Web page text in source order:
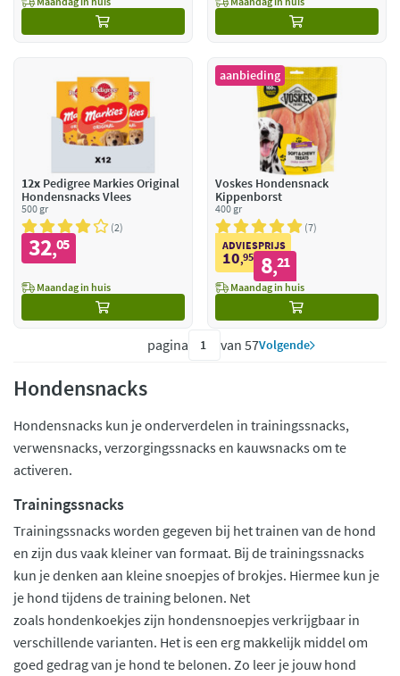
12x Pedigree Markies Original
Hondensnacks Vlees
500 gr
2
32,05
Maandag in huis
aanbieding
Voskes Hondensnack
Kippenborst
400 gr
7
ADVIESPRIJS
10,95 8,21
Maandag in huis
pagina van 57Volgende
Hondensnacks
Hondensnacks kun je onderverdelen in trainingssnacks,
verwensnacks, verzorgingssnacks en kauwsnacks om te
activeren.
Trainingssnacks
Trainingssnacks worden gegeven bij het trainen van de hond
en zijn dus vaak kleiner van formaat. Bij de trainingssnacks
kun je denken aan kleine snoepjes of brokjes. Hiermee kun je
je hond tijdens de training belonen. Net
zoals hondenkoekjes zijn hondensnoepjes verkrijgbaar in
verschillende varianten. Het is een erg makkelijk middel om
goed gedrag van je hond te belonen. Zo leer je jouw hond